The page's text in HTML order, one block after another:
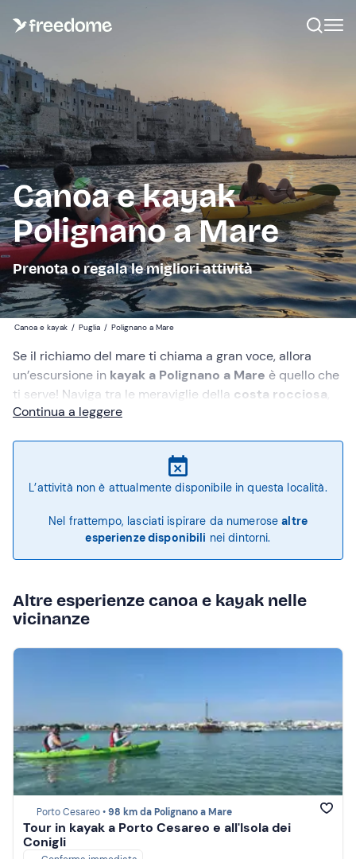
Canoa e kayak
Polignano a Mare
Prenota o regala le migliori attività
Canoa e kayak / Puglia / Polignano a Mare
Se il richiamo del mare ti chiama a gran voce, allora
un’escursione in kayak a Polignano a Mare è quello che
ti serve! Naviga tra le meraviglie della costa rocciosa
esplora la famosaspiaggia di Lama Monachile
Preparati a tuffarti in un'esperienza senza pari!
Continua a leggere
L’attività non è attualmente disponibile in questa località.
Nel frattempo, lasciati ispirare da numerosealtre
esperienze disponibili nei dintorni.
Altre esperienze canoa e kayak nelle
vicinanze
Porto Cesareo •98 km da Polignano a Mare
Tour in kayak a Porto Cesareo e all'Isola dei
Conigli